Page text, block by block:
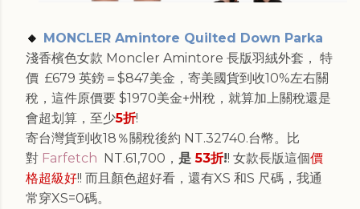
🔸 MONCLER Amintore Quilted Down Parka
淺香檳色女款 Moncler Amintore 長版羽絨外套， 特
價 £679 英鎊＝$847美金，寄美國貨到收10%左右關
稅，這件原價要 $1970美金+州稅，就算加上關稅還是
會超划算，至少5折!
寄台灣貨到收18％關稅後約 NT.32740.台幣。比
對 Farfetch NT.61,700 ， 是53折!! 女款長版這個價
格超級好!! 而且顏色超好看，還有XS 和S 尺碼，我通
常穿XS=0碼。